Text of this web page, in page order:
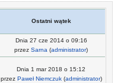
Ostatni wątek
Dnia 27 cze 2014 o 09:16
przez Sarna (administrator)
Dnia 1 mar 2018 o 15:12
przez Paweł Niemczuk(administrator)